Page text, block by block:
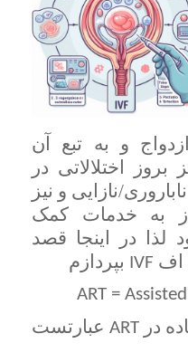
و به تبع آن
اختلالاتی در
نازایی و نیز
به خدمات کمک
لذا در اینجا قصد
اف IVF بپردازم
ART =
در ART عبارتست